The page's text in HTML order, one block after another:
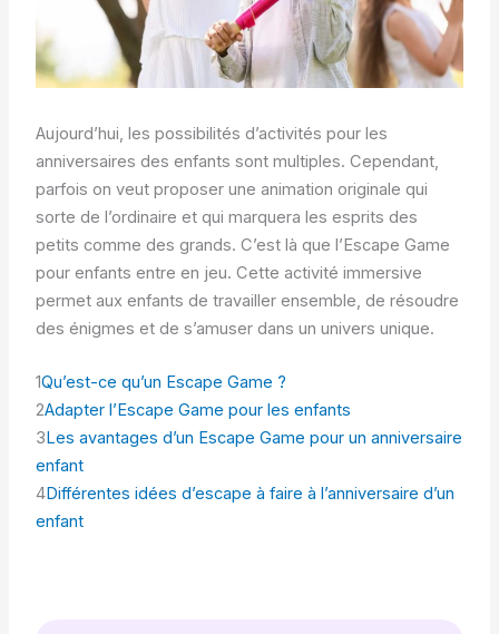
Aujourd’hui, les possibilités d’activités pour les
anniversaires des enfants sont multiples. Cependant,
parfois on veut proposer une animation originale qui
sorte de l’ordinaire et qui marquera les esprits des
petits comme des grands. C’est là que l’Escape Game
pour enfants entre en jeu. Cette activité immersive
permet aux enfants de travailler ensemble, de résoudre
des énigmes et de s’amuser dans un univers unique.
1Qu’est-ce qu’un Escape Game ?
2Adapter l’Escape Game pour les enfants
3Les avantages d’un Escape Game pour un anniversaire
enfant
4Différentes idées d’escape à faire à l’anniversaire d’un
enfant